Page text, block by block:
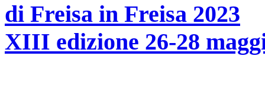
di Freisa in Freisa 2023
XIII edizione 26-28